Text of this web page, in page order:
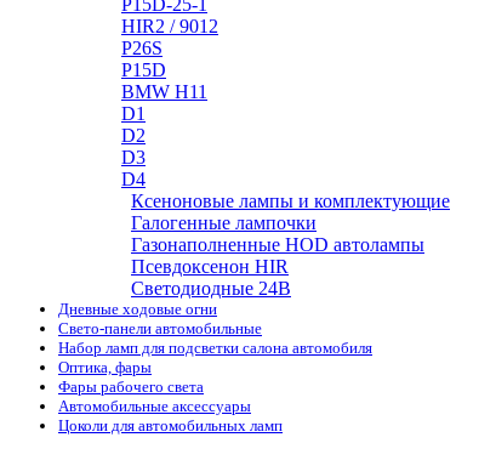
HIR2 / 9012
P26S
P15D
BMW H11
D1
D2
D3
D4
Ксеноновые лампы и комплектующие
Галогенные лампочки
Газонаполненные HOD автолампы
Псевдоксенон HIR
Cветодиодные 24B
Дневные ходовые огни
Свето-панели автомобильные
Набор ламп для подсветки салона автомобиля
Оптика, фары
Фары рабочего света
Автомобильные аксессуары
Цоколи для автомобильных ламп